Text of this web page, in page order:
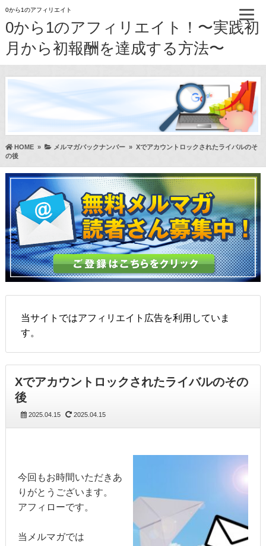
0から1のアフィリエイト
0から1のアフィリエイト！〜実践初
月から初報酬を達成する方法〜
HOME» メルマガバックナンバー» Xでアカウントロックされたライバルのそ
の後
当サイトではアフィリエイト広告を利用していま
す。
Xでアカウントロックされたライバルのその
後
2025.04.15 2025.04.15
今回もお時間いただきあ
りがとうございます。
アフィローです。
当メルマガでは